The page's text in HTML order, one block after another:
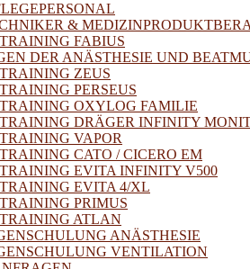
&
FABIUS
DER ANÄSTHESIE UND
ZEUS
PERSEUS
OXYLOG FAMILIE
DRÄGER INFINITY
VAPOR
CATO / CICERO EM
EVITA INFINITY V500
EVITA 4/XL
PRIMUS
ATLAN
ANÄSTHESIE
VENTILATION